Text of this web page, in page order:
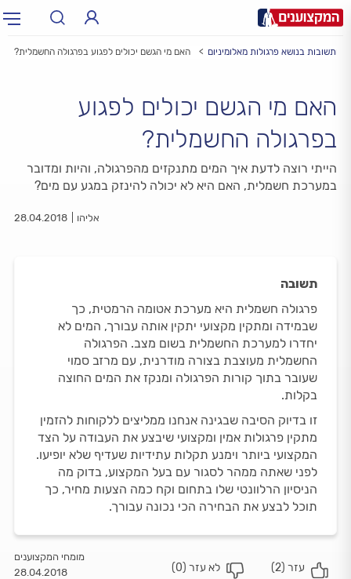
עיר: תל אביב, חיפה…
ותשובות בנושא פרגולות מאלומיניום האם מי הגשם יכולים לפגוע בפרגולה החשמלית?
האם מי הגשם יכולים לפגוע
בפרגולה החשמלית?
הייתי רוצה לדעת איך המים מתנקזים מהפרגולה, והיות ומדובר
במערכת חשמלית, האם היא לא יכולה להינזק במגע עם מים?
אליהו 28.04.2018
תשובה
פרגולה חשמלית היא מערכת אטומה הרמטית, כך
שבמידה ומתקין מקצועי יתקין אותה עבורך, המים לא
יחדרו למערכת החשמלית בשום מצב. הפרגולה
החשמלית מעוצבת בצורה מודרנית, עם מרזב סמוי
שעובר בתוך קורות הפרגולה ומנקז את המים החוצה
בקלות.
זו בדיוק הסיבה שבגינה אנחנו ממליצים ללקוחות להזמין
מתקין פרגולות אמין ומקצועי שיבצע את העבודה על הצד
המקצועי ביותר וימנע תקלות עתידיות שעדיף שלא יופיעו.
לפני שאתה ממהר לסגור עם בעל המקצוע, בדוק מה
הניסיון הרלוונטי שלו בתחום וקח כמה הצעות מחיר, כך
תוכל לבצע את הבחירה הכי נכונה עבורך.
2
)
0
)
מומחי המקצוענים
28.04.2018